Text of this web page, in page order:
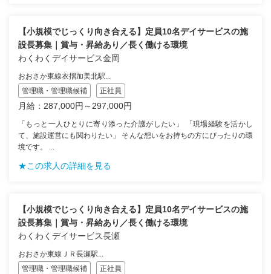
【小規模でじっくり向き合える】定員10名デイサービスの施
設長募集｜賞与・昇給あり／長く働ける環境
わくわくデイサービス金岡
おおさか東線衣摺加美北駅...
管理職・管理職候補
正社員
月給：287,000円～297,000円
「もっと一人ひとりに寄り添った介護がしたい」 「現場経験を活かし
て、施設運営にも関わりたい」 そんな想いをお持ちの方にぴったりの環
境です。 ...
★この求人の詳細を見る
【小規模でじっくり向き合える】定員10名デイサービスの施
設長募集｜賞与・昇給あり／長く働ける環境
わくわくデイサービス長瀬
おおさか東線ＪＲ長瀬駅...
管理職・管理職候補
正社員